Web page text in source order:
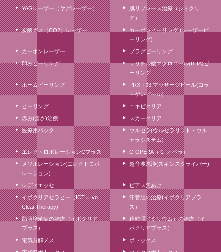
YAGレーザー（ヤグレーザー）
肌リプレース治療（シミクリ
ア）
炭酸ガス（CO2）レーザー
カーボンピーリング (レーザーピ
ーリング)
カーボンレーザー プラグピーリング
凹みピーリング
サリチル酸マクロゴール(BHA)ピ
ーリング
ホームピーリング
PRX-T33 マッサージピール(コラ
ーゲンピール)
ピーリング ニキビクリア
赤み(酒さ)治療 スカークリア
医療用パック
ウルセラ(ウルセラリフト・ウル
セラシステム)
エレクトロポレーションCプラス C-OPERA（Ｃ-オペラ）
メソポレーション(エレクトロポ
レーション)
超音波洗浄(スキンスクライバー)
レディエッセ ピアス穴あけ
イボクリアセラピー（ICT＝Ivo
Clear Therapy)
汗管腫の治療(イボクリアプラ
ス）
脂腺増殖症の治療（イボクリア
プラス）
稗粒腫（ミリウム）の治療（イ
ボクリアプラス）
電気分解メス ボトックス